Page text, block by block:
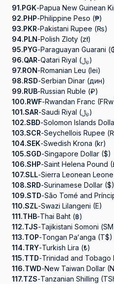
91.PGK-Papua New Guinean
92.PHP-Philippine Peso (₱)
93.PKR-Pakistani Rupee (₨)
94.PLN-Polish Zloty (zł)
95.PYG-Paraguayan Guarani
96.QAR-
Qatari Riyal (﷼)
97.RON-Romanian Leu (lei)
98.RSD-Serbian Dinar (дин)
99.RUB-Russian Ruble (₽)
100.RWF-Rwandan Franc
101.SAR-
Saudi Riyal (﷼)
102.SBD-Solomon Islands
103.SCR-Seychellois Rupee
104.SEK-Swedish Krona (kr)
105.SGD-Singapore Dollar ($)
106.SHP-Saint Helena Pound
107.SLL-Sierra Leonean
108.SRD-Surinamese Dollar ($)
109.STD-São Tomé and
110.SZL-Swazi Lilangeni (E)
111.THB-Thai Baht (฿)
112.TJS-Tajikistani Somoni
113.TOP-Tongan Paʻanga (T$)
114.TRY-Turkish Lira (₺)
115.TTD-Trinidad and Tobago
116.TWD-New Taiwan Dollar
117.TZS-Tanzanian Shilling